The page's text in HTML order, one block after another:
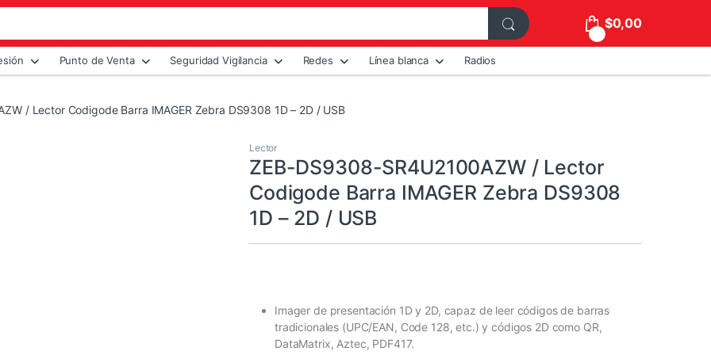
$0,00
Punto de Venta Seguridad Vigilancia Redes Línea blanca Radios
/ Lector Codigode Barra IMAGER Zebra DS9308 1D – 2D / USB
Lector
ZEB-DS9308-SR4U2100AZW / Lector
Codigode Barra IMAGER Zebra DS9308
1D – 2D / USB
Imager de presentación 1D y 2D, capaz de leer códigos de barras
tradicionales (UPC/EAN, Code 128, etc.) y códigos 2D como QR,
DataMatrix, Aztec, PDF417.